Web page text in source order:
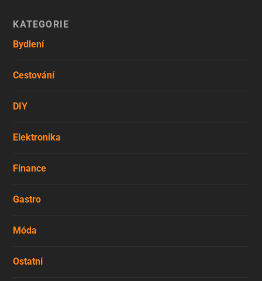
KATEGORIE
Bydlení
Cestování
DIY
Elektronika
Finance
Gastro
Móda
Ostatní